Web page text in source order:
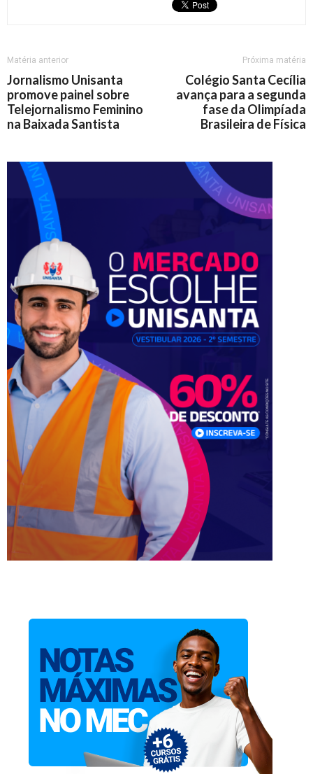
Matéria anterior
Jornalismo Unisanta
promove painel sobre
Telejornalismo Feminino
na Baixada Santista
Próxima matéria
Colégio Santa Cecília
avança para a segunda
fase da Olimpíada
Brasileira de Física